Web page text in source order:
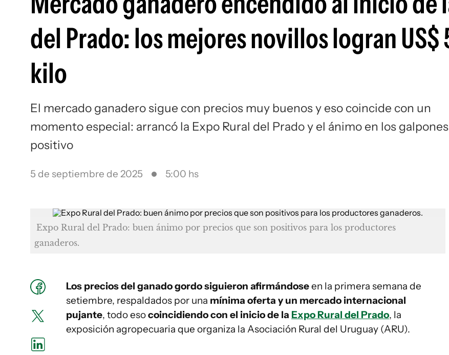
del Prado: los mejores novillos logran US$
kilo
El mercado ganadero sigue con precios muy buenos y eso coincide con un
momento especial: arrancó la Expo Rural del Prado y el ánimo en los
positivo
5 de septiembre de 2025 5:00 hs
Expo Rural del Prado: buen ánimo por precios que son positivos para los productores
ganaderos.
Los precios del ganado gordo siguieron afirmándoseen la primera semana de
setiembre, respaldados por una mínima oferta y un mercado internacional
pujante, todo esocoincidiendo con el inicio de la Expo Rural del Prado, la
exposición agropecuaria que organiza la Asociación Rural del Uruguay (ARU).